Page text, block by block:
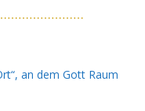
an dem Gott Raum